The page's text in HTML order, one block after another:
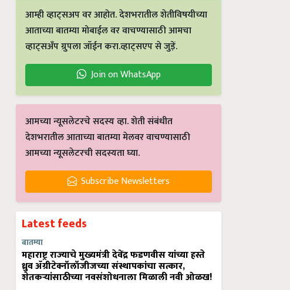
आम्ही व्हाट्सअप वर आहोत. देशभरातील शेतीविषयीच्या
आताच्या बातम्या मोबाईल वर वाचण्यासाठी आमचा
व्हाट्सअँप ग्रुपला जॉईन करा.व्हाट्सएप से जुड़ें.
Join on WhatsApp
आमच्या न्यूसलेटरचे सदस्य व्हा. शेती संबंधीत
देशभरातील आताच्या बातम्या मेलवर वाचण्यासाठी
आमच्या न्यूसलेटरची सदस्यता घ्या.
Subscribe Newsletters
Latest feeds
बातम्या
महाराष्ट्र राज्याचे मुख्यमंत्री देवेंद्र फडणवीस यांच्या हस्ते
ध्रुव ॲग्रीटेक्नॉलॉजीजच्या संस्थापकांचा सत्कार,
शेतकऱ्यांसाठीच्या नवसंशोधनाला मिळाली नवी ओळख!